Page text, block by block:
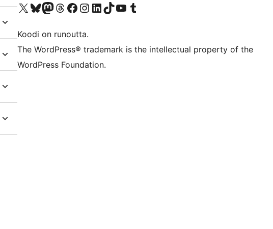
Visit our X (formerly Twitter) account
Visit our Bluesky account
Visit our Mastodon account
Visit our Threads account
Visit our Facebook page
Visit our Instagram account
Visit our LinkedIn account
Visit our TikTok account
Näytä YouTube-kanava
Visit our Tumblr account
Koodi on runoutta.
The WordPress® trademark is the intellectual property of the
WordPress Foundation.